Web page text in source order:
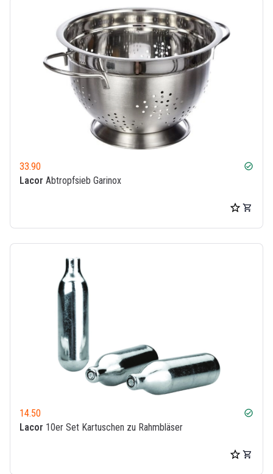
33.90 check_circle
Lacor Abtropfsieb Garinox
14.50 check_circle
Lacor 10er Set Kartuschen zu Rahmbläser